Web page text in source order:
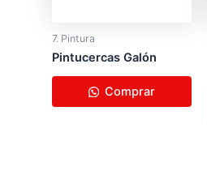
7. Pintura
Pi​ntucercas Galón
Comprar